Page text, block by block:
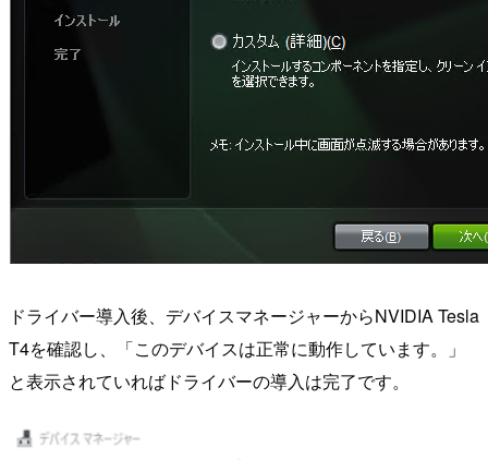
ドライバー導入後、デバイスマネージャーからNVIDIA Tesla
T4を確認し、「このデバイスは正常に動作しています。」
と表示されていればドライバーの導入は完了です。